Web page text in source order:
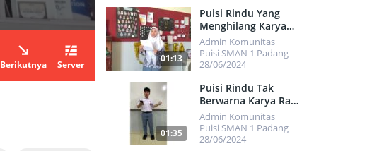
Berikutnya Server
450
475
01:13
Puisi Rindu Yang
Menghilang Karya
Selvia Mulianisa
Admin Komunitas
Puisi SMAN 1 Padang
28/06/2024
01:35
Puisi Rindu Tak
Berwarna Karya Rafi
Abrar Gusman
Admin Komunitas
Puisi SMAN 1 Padang
28/06/2024